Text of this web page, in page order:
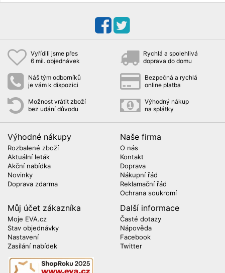
Vyřídili jsme přes
6 mil. objednávek
Rychlá a spolehlivá
doprava do domu
Náš tým odborníků
je vám k dispozici
Bezpečná a rychlá
online platba
Možnost vrátit zboží
bez udání důvodu
Výhodný nákup
na splátky
Výhodné nákupy
Rozbalené zboží
Aktuální leták
Akční nabídka
Novinky
Doprava zdarma
Naše firma
O nás
Kontakt
Doprava
Nákupní řád
Reklamační řád
Ochrana soukromí
Můj účet zákazníka
Moje EVA.cz
Stav objednávky
Nastavení
Zasílání nabídek
Další informace
Časté dotazy
Nápověda
Facebook
Twitter